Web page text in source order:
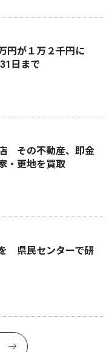
円が１万２千円に
日まで
その不動産、即金
・更地を買取
県民センターで研